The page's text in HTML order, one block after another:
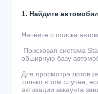
1. Найдите
Начните с поиска
Поисковая система
обширную базу
Для просмотра лотов
только в том случае,
активации аккаунта